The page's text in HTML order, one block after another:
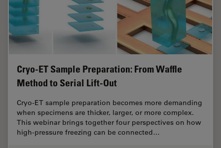
Cryo-ET Sample Preparation: From Waffle
Method to Serial Lift-Out
Cryo-ET sample preparation becomes more demanding
when specimens are thicker, larger, or more complex.
This webinar brings together four perspectives on how
high-pressure freezing can be connected…